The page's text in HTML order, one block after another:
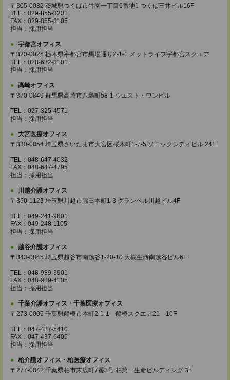
〒305-0032 茨城県つくば市竹園一丁目6番地1 つくば三井ビル16F
TEL：029-855-3201
FAX：029-855-3105
担当：採用担当
宇都宮オフィス
〒320-0026 栃木県宇都宮市馬場通り2-1-1 メットライフ宇都宮スクエア
TEL：028-632-3101
担当：採用担当
高崎オフィス
〒370-0849 群馬県高崎市八島町58-1 ウエスト・ワンビル
TEL：027-325-4571
担当：採用担当
大宮医療オフィス
〒330-0854 埼玉県さいたま市大宮区桜木町1-7-5 ソニックシティビル 24F
TEL：048-647-4032
FAX：048-647-4795
担当：採用担当
川越介護オフィス
〒350-1123 埼玉県川越市脇田本町1-3 グランベル川越ビル4F
TEL：049-241-9801
FAX：049-248-1105
担当：採用担当
越谷介護オフィス
〒343-0845 埼玉県越谷市南越谷1-20-10 大樹生命南越谷ビル6F
TEL：048-989-3901
FAX：048-989-4105
担当：採用担当
千葉介護オフィス・千葉医療オフィス
〒273-0005 千葉県船橋市本町2-1-1 船橋スクエア21 10F
TEL：047-437-5410
FAX：047-437-6405
担当：採用担当
柏介護オフィス・柏医療オフィス
〒277-0842 千葉県柏市末広町7番3号 柏第一生命ビルディング３F